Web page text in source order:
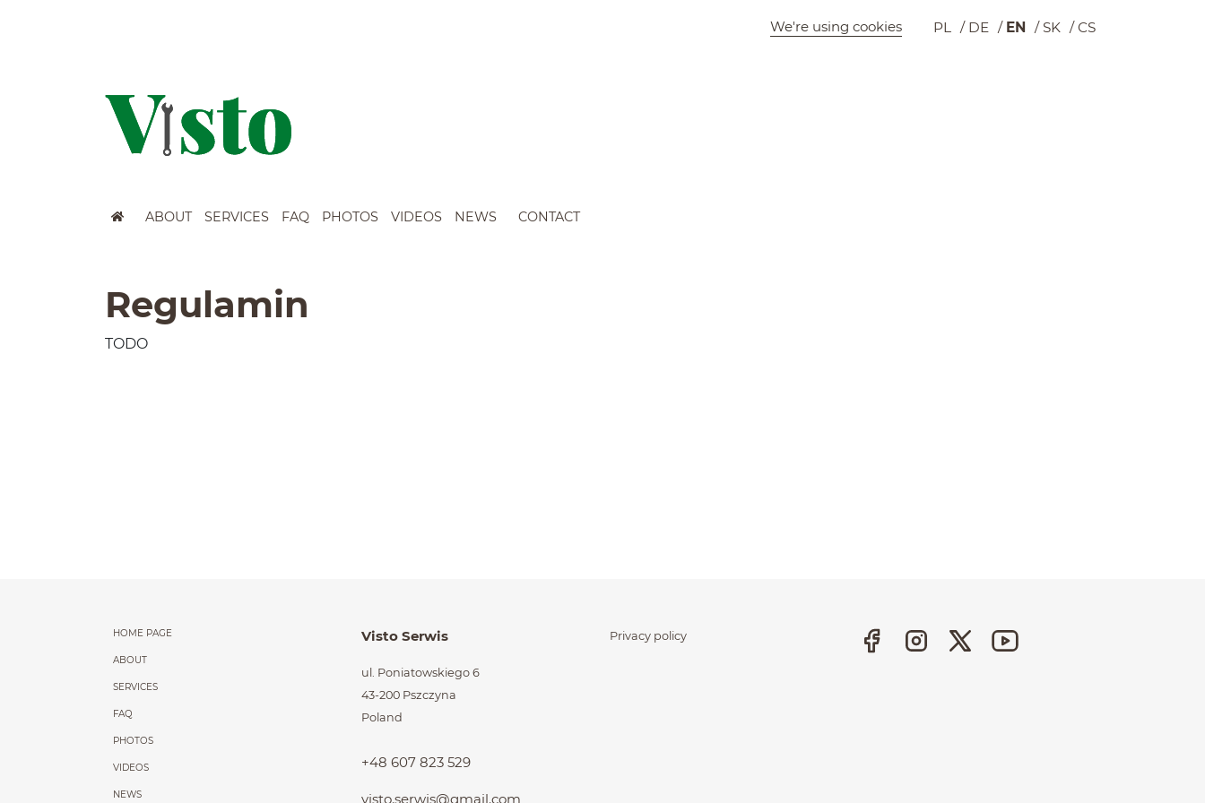
We're using cookies PL DE EN SK
CS
ABOUT SERVICES FAQ PHOTOS VIDEOS NEWS CONTACT
Regulamin
TODO
Menu główne powtórzone na końcu
HOME PAGE
ABOUT
SERVICES
FAQ
PHOTOS
VIDEOS
NEWS
Visto Serwis
ul. Poniatowskiego 6
43-200 Pszczyna
Poland
+48 607 823 529
visto.serwis@gmail.com
Privacy policy